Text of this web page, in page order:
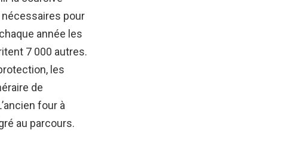
pour
année les
7 000 autres.
les
de
four à
au parcours.